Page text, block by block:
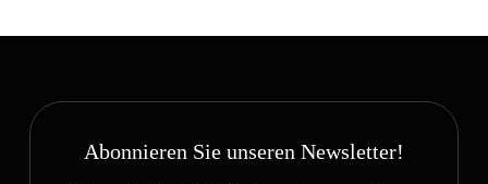
Abonnieren Sie unseren Newsletter!